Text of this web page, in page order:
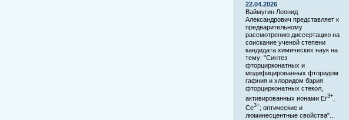
22.04.2026
Ваймугин Леонид
Александрович представляет к
предварительному
рассмотрению диссертацию на
соискание ученой степени
кандидата химических наук на
тему: "Синтез
фторцирконатных и
модифицированных фторидом
гафния и хлоридом бария
фторцирконатных стекол,
активированных ионами Er3+
Ce3+; оптические и
люминесцентные свойства"...